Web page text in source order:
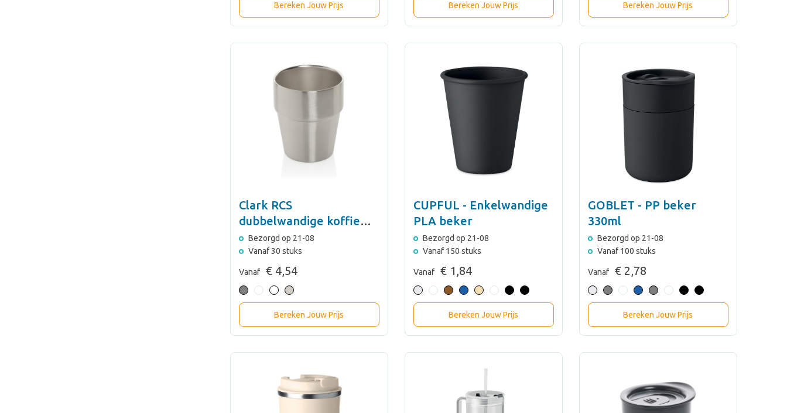
Bereken Jouw Prijs Bereken Jouw Prijs Bereken Jouw Prijs
Clark RCS
dubbelwandige koffie
beker 300ML
Bezorgd op 21-08
Vanaf 30 stuks
Vanaf € 4,54
Bereken Jouw Prijs
CUPFUL - Enkelwandige
PLA beker
Bezorgd op 21-08
Vanaf 150 stuks
Vanaf € 1,84
Bereken Jouw Prijs
GOBLET - PP beker
330ml
Bezorgd op 21-08
Vanaf 100 stuks
Vanaf € 2,78
Bereken Jouw Prijs